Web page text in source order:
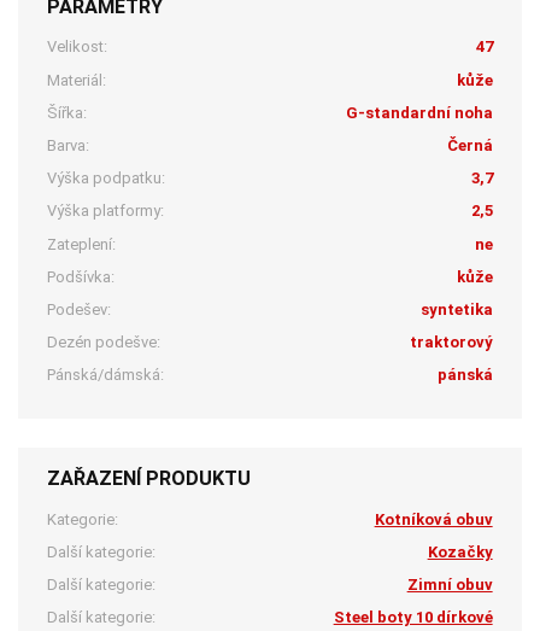
PARAMETRY
Velikost:
47
Materiál:
kůže
Šířka:
G-standardní noha
Barva:
Černá
Výška podpatku:
3,7
Výška platformy:
2,5
Zateplení:
ne
Podšívka:
kůže
Podešev:
syntetika
Dezén podešve:
traktorový
Pánská/dámská:
pánská
ZAŘAZENÍ PRODUKTU
Kategorie:
Kotníková obuv
Další kategorie:
Kozačky
Další kategorie:
Zimní obuv
Další kategorie:
Steel boty 10 dírkové